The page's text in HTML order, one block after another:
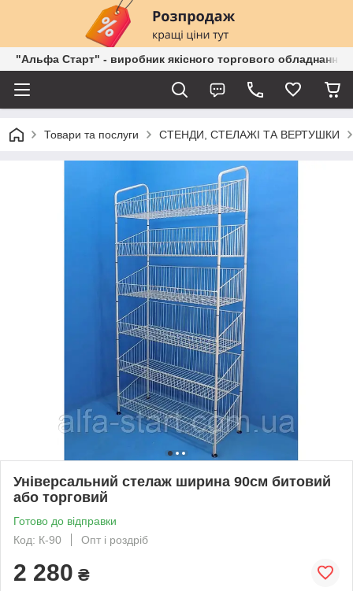
"Альфа Старт" - виробник якісного торгового обладнання
Товари та послуги СТЕНДИ, СТЕЛАЖІ ТА ВЕРТУШКИ
Універсальний стелаж ширина 90см битовий
або торговий
Готово до відправки
Код: К-90
Опт і роздріб
2 280 ₴